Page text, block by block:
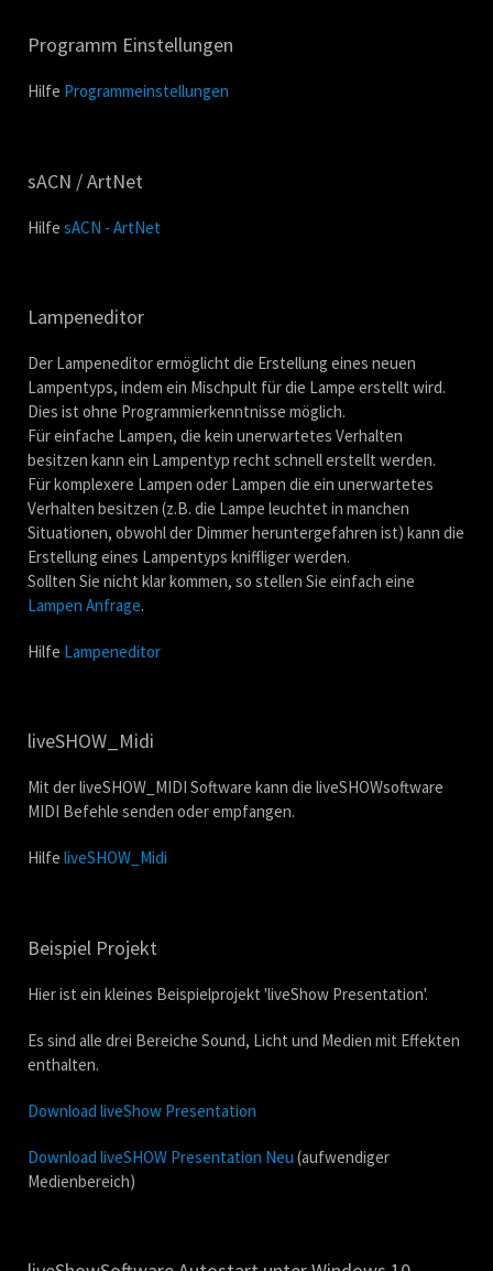
Programm Einstellungen
Hilfe Programmeinstellungen
sACN / ArtNet
Hilfe sACN - ArtNet
Lampeneditor
Der Lampeneditor ermöglicht die Erstellung eines neuen
Lampentyps, indem ein Mischpult für die Lampe erstellt wird.
Dies ist ohne Programmierkenntnisse möglich.
Für einfache Lampen, die kein unerwartetes Verhalten
besitzen kann ein Lampentyp recht schnell erstellt werden.
Für komplexere Lampen oder Lampen die ein unerwartetes
Verhalten besitzen (z.B. die Lampe leuchtet in manchen
Situationen, obwohl der Dimmer heruntergefahren ist) kann die
Erstellung eines Lampentyps kniffliger werden.
Sollten Sie nicht klar kommen, so stellen Sie einfach eine
Lampen Anfrage.
Hilfe Lampeneditor
liveSHOW_Midi
Mit der liveSHOW_MIDI Software kann die liveSHOWsoftware
MIDI Befehle senden oder empfangen.
Hilfe liveSHOW_Midi
Beispiel Projekt
Hier ist ein kleines Beispielprojekt 'liveShow Presentation'.
Es sind alle drei Bereiche Sound, Licht und Medien mit Effekten
enthalten.
Download liveShow Presentation
Download liveSHOW Presentation Neu (aufwendiger
Medienbereich)